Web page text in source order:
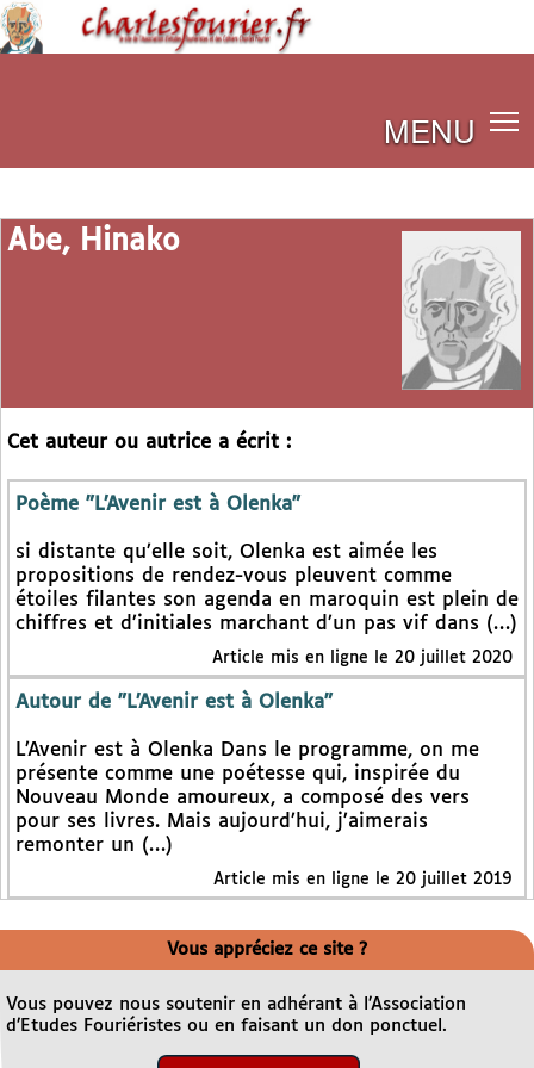
MENU
Abe, Hinako
Cet auteur ou autrice a écrit :
Poème "L’Avenir est à Olenka"
si distante qu’elle soit, Olenka est aimée les
propositions de rendez-vous pleuvent comme
étoiles filantes son agenda en maroquin est plein de
chiffres et d’initiales marchant d’un pas vif dans (…)
Article mis en ligne le 20 juillet 2020
Autour de "L’Avenir est à Olenka"
L’Avenir est à Olenka Dans le programme, on me
présente comme une poétesse qui, inspirée du
Nouveau Monde amoureux, a composé des vers
pour ses livres. Mais aujourd’hui, j’aimerais
remonter un (…)
Article mis en ligne le 20 juillet 2019
Vous appréciez ce site ?
Vous pouvez nous soutenir en adhérant à l’Association
d’Etudes Fouriéristes ou en faisant un don ponctuel.